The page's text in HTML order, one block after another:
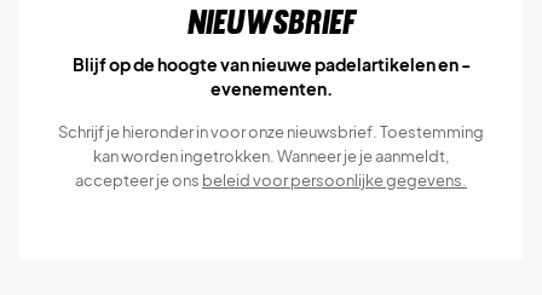
Nieuwsbrief
Blijf op de hoogte van nieuwe padelartikelen en -
evenementen.
Schrijf je hieronder in voor onze nieuwsbrief. Toestemming
kan worden ingetrokken. Wanneer je je aanmeldt,
accepteer je ons beleid voor persoonlijke gegevens.